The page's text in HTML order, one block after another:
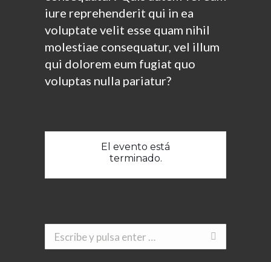
iure reprehenderit qui in ea
voluptate velit esse quam nihil
molestiae consequatur, vel illum
qui dolorem eum fugiat quo
voluptas nulla pariatur?
El evento está
terminado.
Buscar: